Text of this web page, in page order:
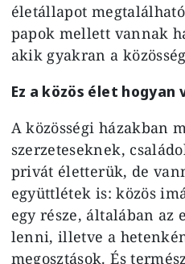
életállapot
papok mellett vannak
akik gyakran a
Ez a közös élet hogyan
A közösségi házakban
szerzeteseknek,
privát életterük, de
együttlétek is: közös
egy része, általában az
lenni, illetve a
megosztások. És